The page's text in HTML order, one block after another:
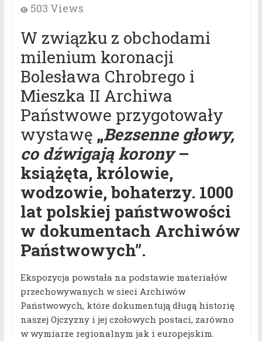
503 Views
W związku z obchodami
milenium koronacji
Bolesława Chrobrego i
Mieszka II Archiwa
Państwowe przygotowały
wystawę „Bezsenne głowy,
co dźwigają korony–
książęta, królowie,
wodzowie, bohaterzy. 1000
lat polskiej państwowości
w dokumentach Archiwów
Państwowych”.
Ekspozycja powstała na podstawie materiałów
przechowywanych w sieci Archiwów
Państwowych, które dokumentują długą historię
naszej Ojczyzny i jej czołowych postaci, zarówno
w wymiarze regionalnym jak i europejskim.